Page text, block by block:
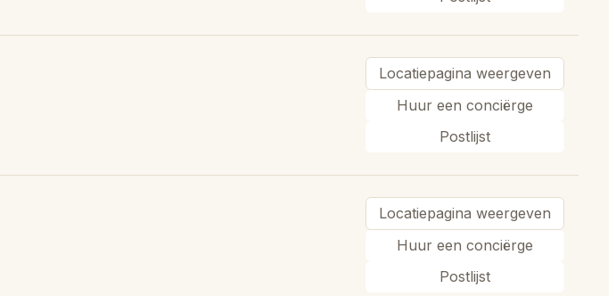
Locatiepagina weergeven
Huur een conciërge
Postlijst
Locatiepagina weergeven
Huur een conciërge
Postlijst